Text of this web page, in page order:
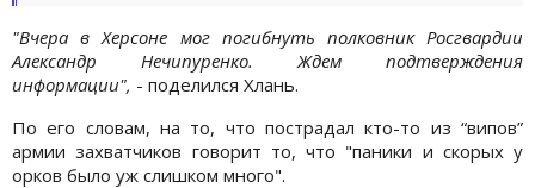
"Вчера в Херсоне мог погибнуть полковник Росгвардии
Александр Нечипуренко. Ждем подтверждения
информации", - поделился Хлань.
По его словам, на то, что пострадал кто-то из “випов”
армии захватчиков говорит то, что "паники и скорых у
орков было уж слишком много".